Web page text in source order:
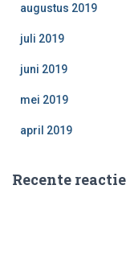
augustus 2019
juli 2019
juni 2019
mei 2019
april 2019
Recente